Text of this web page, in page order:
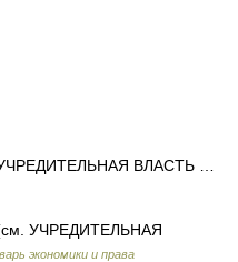
ВЛАСТЬ …
УЧРЕДИТЕЛЬНАЯ
экономики и права